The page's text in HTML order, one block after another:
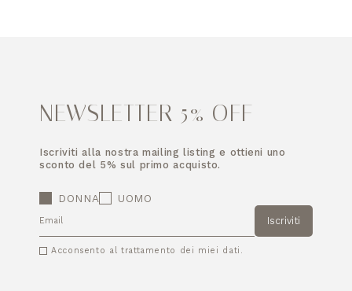
NEWSLETTER 5% OFF
Iscriviti alla nostra mailing listing e ottieni uno
sconto del 5% sul primo acquisto.
DONNA UOMO
EMAIL Iscriviti
Acconsento al trattamento dei miei dati.